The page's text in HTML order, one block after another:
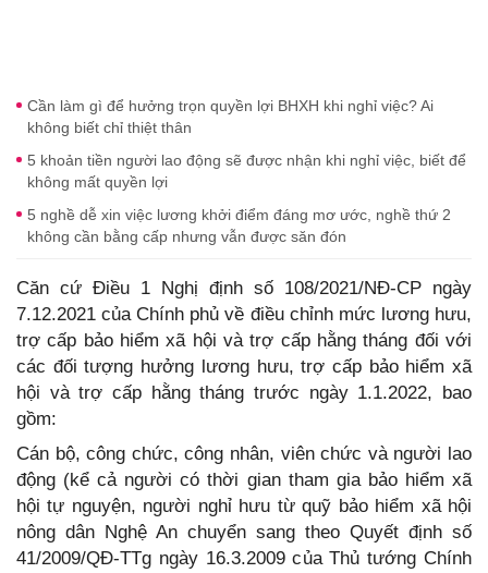
Cần làm gì để hưởng trọn quyền lợi BHXH khi nghỉ việc? Ai
không biết chỉ thiệt thân
5 khoản tiền người lao động sẽ được nhận khi nghỉ việc, biết để
không mất quyền lợi
5 nghề dễ xin việc lương khởi điểm đáng mơ ước, nghề thứ 2
không cần bằng cấp nhưng vẫn được săn đón
Căn cứ Điều 1 Nghị định số 108/2021/NĐ-CP ngày
7.12.2021 của Chính phủ về điều chỉnh mức lương hưu,
trợ cấp bảo hiểm xã hội và trợ cấp hằng tháng đối với
các đối tượng hưởng lương hưu, trợ cấp bảo hiểm xã
hội và trợ cấp hằng tháng trước ngày 1.1.2022, bao
gồm:
Cán bộ, công chức, công nhân, viên chức và người lao
động (kể cả người có thời gian tham gia bảo hiểm xã
hội tự nguyện, người nghỉ hưu từ quỹ bảo hiểm xã hội
nông dân Nghệ An chuyển sang theo Quyết định số
41/2009/QĐ-TTg ngày 16.3.2009 của Thủ tướng Chính